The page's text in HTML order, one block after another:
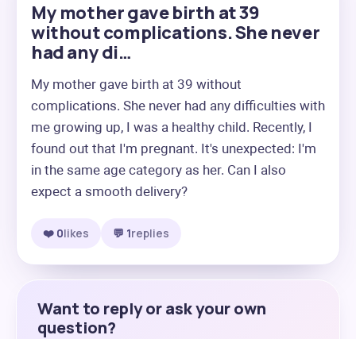
My mother gave birth at 39
without complications. She never
had any di…
My mother gave birth at 39 without
complications. She never had any difficulties with
me growing up, I was a healthy child. Recently, I
found out that I'm pregnant. It's unexpected: I'm
in the same age category as her. Can I also
expect a smooth delivery?
❤️ 0likes 💬 1replies
Want to reply or ask your own
question?